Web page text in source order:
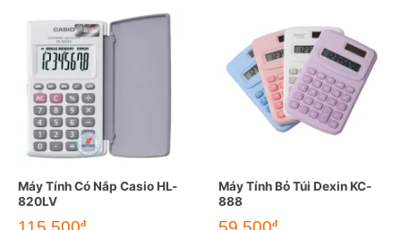
Máy Tính Có Nắp Casio HL-
820LV
đ
Máy Tính Bỏ Túi Dexin KC-
888
đ